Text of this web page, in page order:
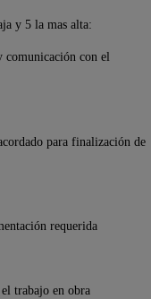
y 5 la mas alta:
con el
para finalización de
requerida
trabajo en obra